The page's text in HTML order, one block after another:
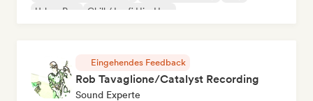
Urban Pop
Chill / Lo-fi Hip-Hop
Eingehendes Feedback
Rob Tavaglione/Catalyst Recording
Sound Experte